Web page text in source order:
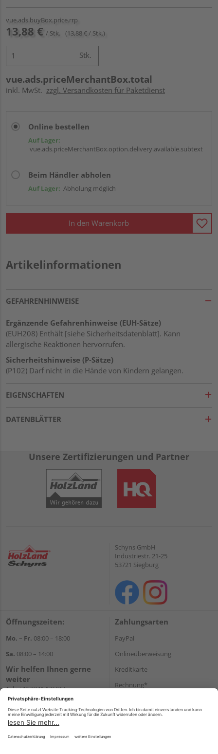
vue.ads.buyBox.price.rrp
13,88 € / Stk. (13,88 € / Stk.)
Stk.
vue.ads.priceMerchantBox.total
inkl. MwSt. zzgl. Versandkosten für Paketdienst
Online bestellen
Auf Lager:
vue.ads.priceMerchantBox.option.delivery.available.subtext
Beim Händler abholen
Auf Lager: Abholung möglich
In den Warenkorb
Artikelinformationen
GEFAHRENHINWEISE
Ergänzende Gefahrenhinweise (EUH-Sätze)
(EUH208) Enthält [siehe Sicherheitsdatenblatt]. Kann
allergische Reaktionen hervorrufen.
Sicherheitshinweise (P-Sätze)
(P102) Darf nicht in die Hände von Kindern gelangen.
EIGENSCHAFTEN
DATENBLÄTTER
Unsere Zertifizierungen und Partner
Schyns GmbH
Industriestr. 21-25
53721 Siegburg
Öffnungszeiten:
Mo. – Fr. 08:00 – 18:00
Sa. 08:00 – 14:00
Wir helfen Ihnen gerne
weiter
Tel.:+49 2241 176014
E-Mail:shopbestellung@holz-
schyns.de
Zahlungsarten
PayPal
Onlineüberweisung
Kreditkarte
Rechnung*
Versand